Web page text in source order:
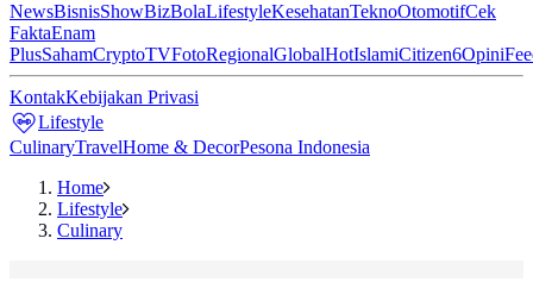
NewsBisnisShowBizBolaLifestyleKesehatanTeknoOtomotifCek
FaktaEnam
PlusSahamCryptoTVFotoRegionalGlobalHotIslamiCitizen6Opini
KontakKebijakan Privasi
Lifestyle
CulinaryTravelHome & DecorPesona Indonesia
Home
Lifestyle
Culinary